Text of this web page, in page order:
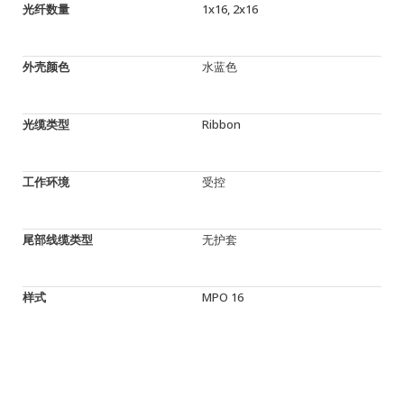
光纤数量 1x16, 2x16
外壳颜色 水蓝色
光缆类型 Ribbon
工作环境 受控
尾部线缆类型 无护套
样式 MPO 16